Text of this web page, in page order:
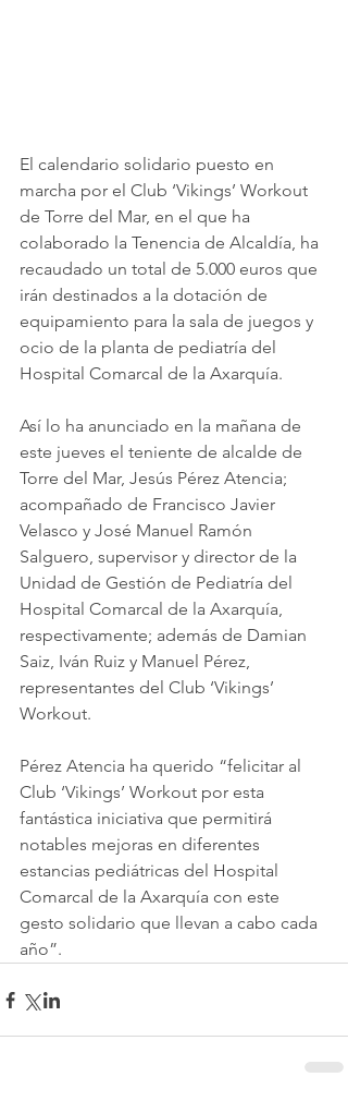
El calendario solidario puesto en
marcha por el Club ‘Vikings’ Workout
de Torre del Mar, en el que ha
colaborado la Tenencia de Alcaldía, ha
recaudado un total de 5.000 euros que
irán destinados a la dotación de
equipamiento para la sala de juegos y
ocio de la planta de pediatría del
Hospital Comarcal de la Axarquía.
Así lo ha anunciado en la mañana de
este jueves el teniente de alcalde de
Torre del Mar, Jesús Pérez Atencia;
acompañado de Francisco Javier
Velasco y José Manuel Ramón
Salguero, supervisor y director de la
Unidad de Gestión de Pediatría del
Hospital Comarcal de la Axarquía,
respectivamente; además de Damian
Saiz, Iván Ruiz y Manuel Pérez,
representantes del Club ‘Vikings’
Workout.
Pérez Atencia ha querido “felicitar al
Club ‘Vikings’ Workout por esta
fantástica iniciativa que permitirá
notables mejoras en diferentes
estancias pediátricas del Hospital
Comarcal de la Axarquía con este
gesto solidario que llevan a cabo cada
año”.